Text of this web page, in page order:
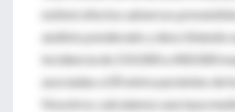
estimó efectos adversos
análisis ponderado y describiendo
incidencia de 210.000 a 400.000
asociadas a ER entre pacientes de
Nosotros calculamos una tasa